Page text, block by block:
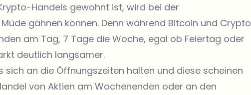
Handels gewohnt ist, wird bei der
gähnen können. Denn während Bitcoin und Crypto
am Tag, 7 Tage die Woche, egal ob Feiertag oder
deutlich langsamer.
an die Öffnungszeiten halten und diese scheinen
von Aktien am Wochenenden oder an den